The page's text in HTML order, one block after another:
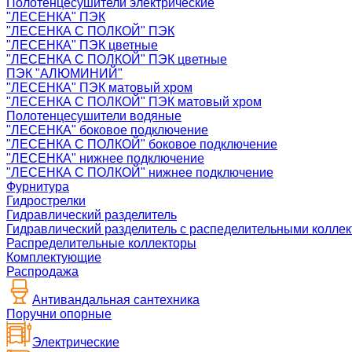
Полотенцесушители электрические
"ЛЕСЕНКА" ПЭК
"ЛЕСЕНКА С ПОЛКОЙ" ПЭК
"ЛЕСЕНКА" ПЭК цветные
"ЛЕСЕНКА С ПОЛКОЙ" ПЭК цветные
ПЭК "АЛЮМИНИЙ"
"ЛЕСЕНКА" ПЭК матовый хром
"ЛЕСЕНКА С ПОЛКОЙ" ПЭК матовый хром
Полотенцесушители водяные
"ЛЕСЕНКА" боковое подключение
"ЛЕСЕНКА С ПОЛКОЙ" боковое подключение
"ЛЕСЕНКА" нижнее подключение
"ЛЕСЕНКА С ПОЛКОЙ" нижнее подключение
Фурнитура
Гидрострелки
Гидравлический разделитель
Гидравлический разделитель с распеделительными
Распределительные коллекторы
Комплектующие
Распродажа
Антивандальная сантехника
Поручни опорные
Электрические